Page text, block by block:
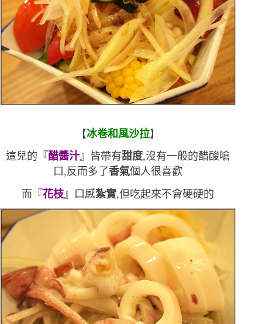
【冰卷和風沙拉】
這兒的『 醋醬汁』皆帶有甜度,沒有一般的醋酸嗆
口,反而多了香氣個人很喜歡
而『花枝』口感紮實,但吃起來不會硬硬的